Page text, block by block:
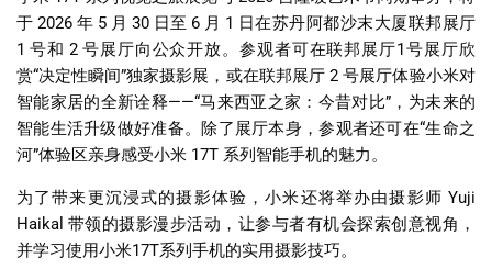
于 2026 年 5 月 30 日至 6 月 1 日在苏丹阿都沙末大厦联邦展厅
1 号和 2 号展厅向公众开放。参观者可在联邦展厅1 号展厅欣
赏“决定性瞬间”独家摄影展，或在联邦展厅 2 号展厅体验小米对
智能家居的全新诠释——“马来西亚之家：今昔对比” ，为未来的
智能生活升级做好准备。除了展厅本身，参观者还可在“生命之
河”体验区亲身感受小米 17T 系列智能手机的魅力。
为了带来更沉浸式的摄影体验，小米还将举办由摄影师 Yuji
Haikal 带领的摄影漫步活动，让参与者有机会探索创意视角，
并学习使用小米17T系列手机的实用摄影技巧。